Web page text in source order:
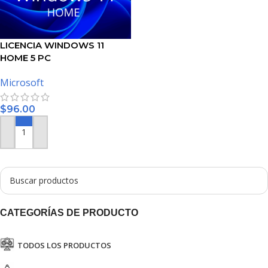
CATEGORÍAS DE PRODUCTO
TODOS LOS PRODUCTOS
LICENCIA WINDOWS 11
HOME 5 PC
Microsoft
$96.00
AÑADIR AL CARRITO